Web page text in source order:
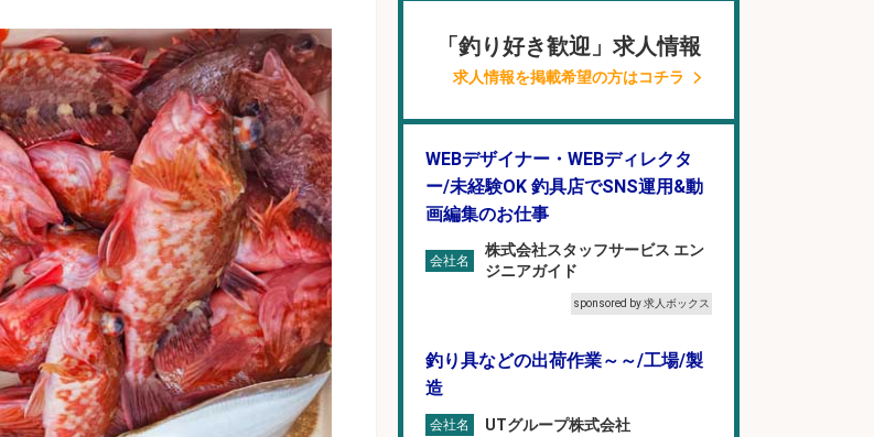
「釣り好き歓迎」求人情報
求人情報を掲載希望の方はコチラ
WEBデザイナー・WEBディレクタ
ー/未経験OK 釣具店でSNS運用&動
画編集のお仕事
会社名
株式会社スタッフサービス エン
ジニアガイド
sponsored by 求人ボックス
釣り具などの出荷作業～～/工場/製
造
会社名 UTグループ株式会社